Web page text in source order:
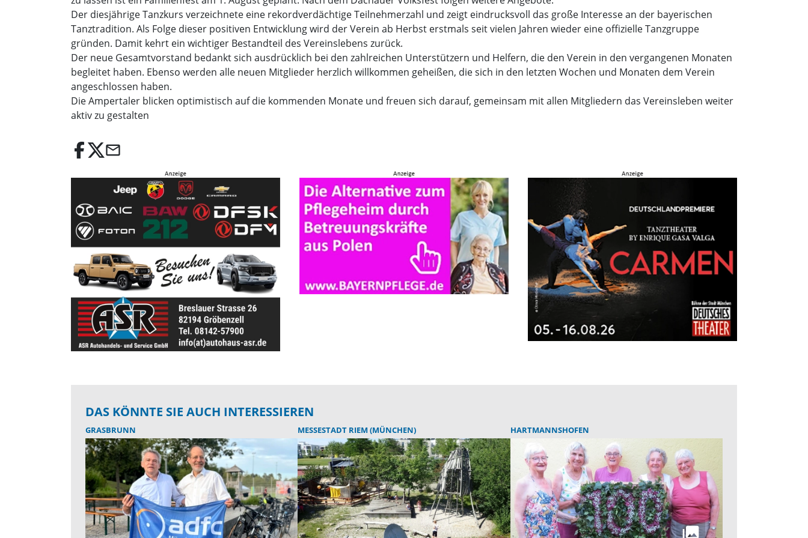
Der diesjährige Tanzkurs verzeichnete eine rekordverdächtige Teilnehmerzahl und zeigt eindrucksvoll das große Interesse an der bayerischen
Tanztradition. Als Folge dieser positiven Entwicklung wird der Verein ab Herbst erstmals seit vielen Jahren wieder eine offizielle Tanzgruppe
gründen. Damit kehrt ein wichtiger Bestandteil des Vereinslebens zurück.
Der neue Gesamtvorstand bedankt sich ausdrücklich bei den zahlreichen Unterstützern und Helfern, die den Verein in den vergangenen Monaten
begleitet haben. Ebenso werden alle neuen Mitglieder herzlich willkommen geheißen, die sich in den letzten Wochen und Monaten dem Verein
angeschlossen haben.
Die Ampertaler blicken optimistisch auf die kommenden Monate und freuen sich darauf, gemeinsam mit allen Mitgliedern das Vereinsleben weiter
aktiv zu gestalten
email
DAS KÖNNTE SIE AUCH INTERESSIEREN
GRASBRUNN MESSESTADT RIEM (MÜNCHEN) HARTMANNSHOFEN